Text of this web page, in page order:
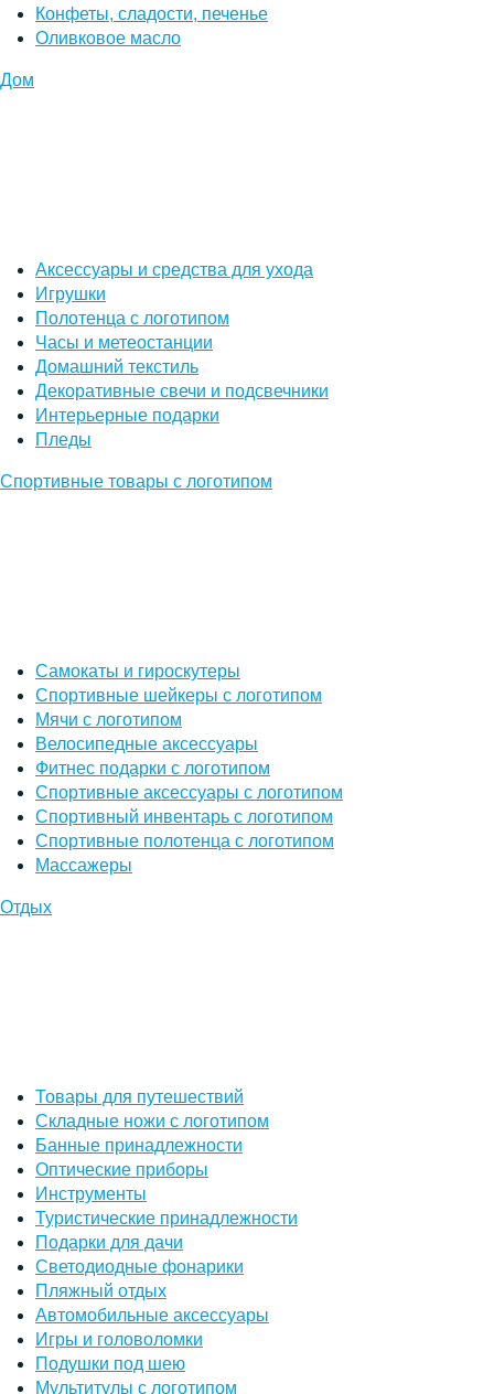
Конфеты, сладости, печенье
Оливковое масло
Дом
Аксессуары и средства для ухода
Игрушки
Полотенца с логотипом
Часы и метеостанции
Домашний текстиль
Декоративные свечи и подсвечники
Интерьерные подарки
Пледы
Спортивные товары с логотипом
Самокаты и гироскутеры
Спортивные шейкеры с логотипом
Мячи с логотипом
Велосипедные аксессуары
Фитнес подарки с логотипом
Спортивные аксессуары с логотипом
Спортивный инвентарь с логотипом
Спортивные полотенца с логотипом
Массажеры
Отдых
Товары для путешествий
Складные ножи с логотипом
Банные принадлежности
Оптические приборы
Инструменты
Туристические принадлежности
Подарки для дачи
Светодиодные фонарики
Пляжный отдых
Автомобильные аксессуары
Игры и головоломки
Подушки под шею
Мультитулы с логотипом